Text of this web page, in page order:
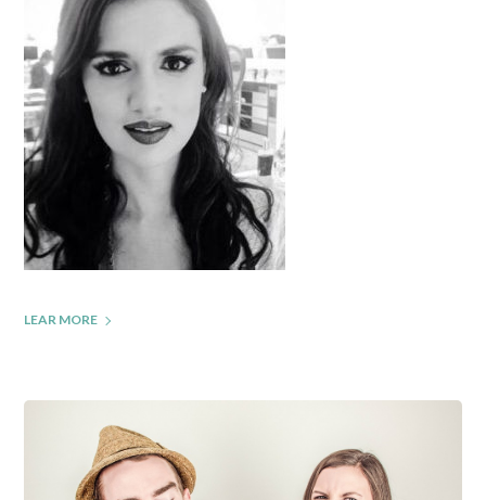
LEAR MORE